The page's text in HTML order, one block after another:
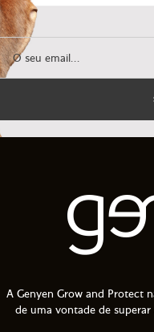
A Genyen Grow and Protect
de uma vontade de